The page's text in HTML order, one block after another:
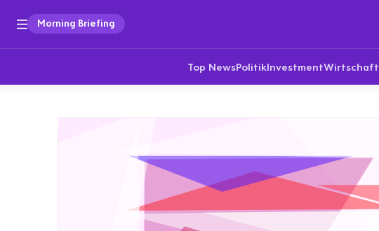
Morning Briefing
Top NewsPolitikInvestmentWirtschaft